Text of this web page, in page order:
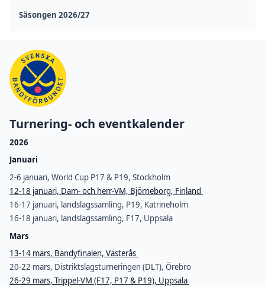
Säsongen 2026/27
Turnering- och eventkalender
2026
Januari
2-6 januari, World Cup P17 & P19, Stockholm
12-18 januari, Dam- och herr-VM, Björneborg, Finland
16-17 januari, landslagssamling, P19, Katrineholm
16-18 januari, landslagssamling, F17, Uppsala
Mars
13-14 mars, Bandyfinalen, Västerås
20-22 mars, Distriktslagsturneringen (DLT), Örebro
26-29 mars, Trippel-VM (F17, P17 & P19), Uppsala